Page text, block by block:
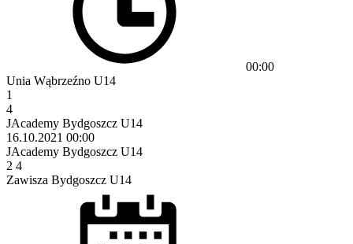
00:00
Unia Wąbrzeźno U14
1
4
JAcademy Bydgoszcz U14
16.10.2021 00:00
JAcademy Bydgoszcz U14
2 4
Zawisza Bydgoszcz U14